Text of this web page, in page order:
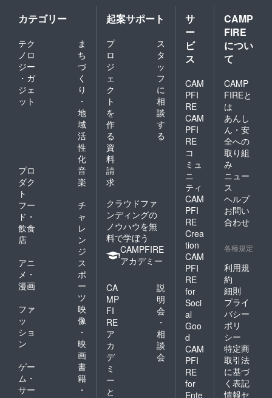
レター
へ掲載
はされ
ませ
ん。 こ
のリ
ターン
は過去
のレー
スのサ
ンプル
です。
私は夜
空メル
さんへ
のヘイ
トは全
くあり
ませ
ん。唯
一「推
しは推
せる時
せ」と
よりあ
る名言
を私の
心へ暖
かく残
してく
ださっ
た証と
して使
わせて
いただ
きま
カテゴリー
テク
ノロ
ジー
・ガ
ジェ
ット
ま
ち
づ
く
り
・
地
域
活
性
化
プロ
ダク
ト
音
楽
フー
ド・
飲食
店
チ
ャ
レ
ン
ジ
アニ
メ・
漫画
ス
ポ
ー
ツ
ファ
ッ
ショ
ン
映
像
・
映
画
ゲー
ム・
サー
書
籍
・
起案サポート
プ
ロ
ジ
ェ
ク
ト
を
作
る
ス
タ
ッ
フ
に
相
談
す
る
資
料
請
求
クラウドファ
ンディングの
ノウハウを無
料で学ぼう
CAMPFIRE
アカデミー
CA
MP
FI
RE
ア
カ
デ
ミ
ー
と
説
明
会
・
相
談
会
サ
ー
ビ
ス
CAM
PFI
RE
CAM
PFI
RE
コ
ミュ
ニ
ティ
CAM
PFI
RE
Crea
tion
CAM
PFI
RE
for
Soci
al
Goo
d
CAM
PFI
RE
for
Ente
CAMP
FIRE
につい
て
CAMP
FIREと
は
あんし
ん・安
全への
取り組
み
ニュー
ス
ヘルプ
お問い
合わせ
各種規定
利用規
約
細則
プライ
バシー
ポリ
シー
特定商
取引法
に基づ
く表記
情報セ